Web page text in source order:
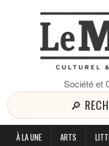
Société et
🔎
À LA UNE ARTS